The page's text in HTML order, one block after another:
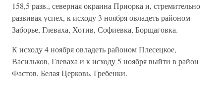
158,5 разв., северная окраина Приорка и, стремительно
развивая успех, к исходу 3 ноября овладеть районом
Заборье, Глеваха, Хотив, Софиевка, Борщаговка.
К исходу 4 ноября овладеть районом Плесецкое,
Васильков, Глеваха и к исходу 5 ноября выйти в район
Фастов, Белая Церковь, Гребенки.